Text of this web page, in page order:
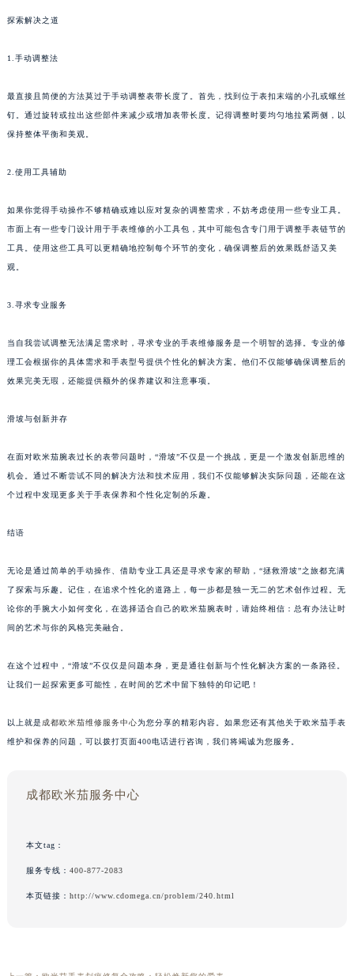
探索解决之道
1.手动调整法
最直接且简便的方法莫过于手动调整表带长度了。首先，找到位于表扣末端的小孔或螺丝
钉。通过旋转或拉出这些部件来减少或增加表带长度。记得调整时要均匀地拉紧两侧，以
保持整体平衡和美观。
2.使用工具辅助
如果你觉得手动操作不够精确或难以应对复杂的调整需求，不妨考虑使用一些专业工具。
市面上有一些专门设计用于手表维修的小工具包，其中可能包含专门用于调整手表链节的
工具。使用这些工具可以更精确地控制每个环节的变化，确保调整后的效果既舒适又美
观。
3.寻求专业服务
当自我尝试调整无法满足需求时，寻求专业的手表维修服务是一个明智的选择。专业的修
理工会根据你的具体需求和手表型号提供个性化的解决方案。他们不仅能够确保调整后的
效果完美无瑕，还能提供额外的保养建议和注意事项。
滑坡与创新并存
在面对欧米茄腕表过长的表带问题时，“滑坡”不仅是一个挑战，更是一个激发创新思维的
机会。通过不断尝试不同的解决方法和技术应用，我们不仅能够解决实际问题，还能在这
个过程中发现更多关于手表保养和个性化定制的乐趣。
结语
无论是通过简单的手动操作、借助专业工具还是寻求专家的帮助，“拯救滑坡”之旅都充满
了探索与乐趣。记住，在追求个性化的道路上，每一步都是独一无二的艺术创作过程。无
论你的手腕大小如何变化，在选择适合自己的欧米茄腕表时，请始终相信：总有办法让时
间的艺术与你的风格完美融合。
在这个过程中，“滑坡”不仅仅是问题本身，更是通往创新与个性化解决方案的一条路径。
让我们一起探索更多可能性，在时间的艺术中留下独特的印记吧！
以上就是 成都欧米茄维修服务中心为您分享的精彩内容。如果您还有其他关于欧米茄手表
维护和保养的问题，可以拨打页面400电话进行咨询，我们将竭诚为您服务。
成都欧米茄服务中心
本文tag：
服务专线： 400-877-2083
本页链接： http://www.cdomega.cn/problem/240.html